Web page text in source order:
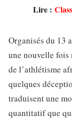
Lire :
Organisés du 13
une nouvelle fois
de l’athlétisme
quelques
traduisent une
quantitatif que